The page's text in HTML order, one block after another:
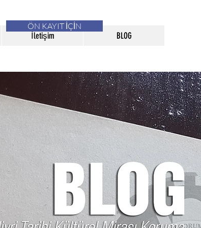
ÖN KAYIT İÇİN
İletişim BLOG